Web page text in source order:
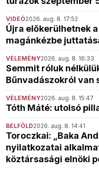
VIDEÓ2026. aug. 8. 17:52
Újra előkerülhetnek
magánkézbe
VÉLEMÉNY2026. aug. 8. 16:33
Semmit róluk
Bűnvadászokról van
VÉLEMÉNY2026. aug. 8. 15:47
Tóth Máté: utolsó
BELFÖLD2026. aug. 8. 14:41
Toroczkai: „Baka
nyilatkozatai
köztársasági elnöki